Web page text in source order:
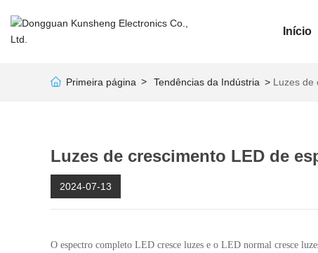
Início
Primeira página Tendências da Indústria Luzes de
Luzes de crescimento LED de
2024-07-13
O espectro completo LED cresce luzes e o LED normal cresce